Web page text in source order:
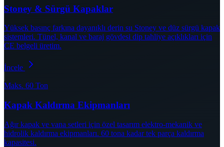
Stoney & Sürgü Kapaklar
Yüksek basınç farkına dayanıklı derin su Stoney ve düz sürgü kapak
sistemleri. Tünel, kanal ve baraj gövdesi dip tahliye açıklıkları için
CE belgeli üretim.
İncele
Maks. 60 Ton
Kapak Kaldırma Ekipmanları
Ağır kapak ve vana setleri için özel tasarım elektro-mekanik ve
hidrolik kaldırma ekipmanları. 60 tona kadar tek parça kaldırma
kapasitesi.